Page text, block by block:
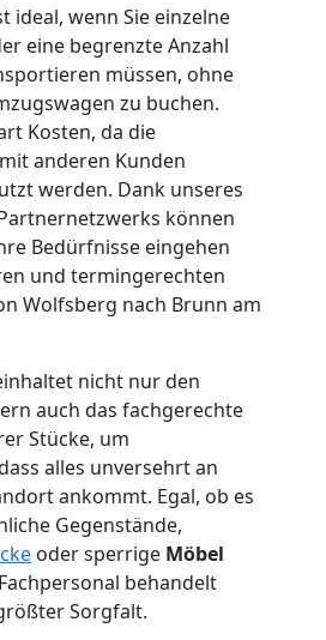
ideal, wenn Sie einzelne
eine begrenzte Anzahl
müssen, ohne
zu buchen.
Kosten, da die
anderen Kunden
werden. Dank unseres
können
Bedürfnisse eingehen
und termingerechten
Wolfsberg nach Brunn am
nicht nur den
auch das fachgerechte
Stücke, um
alles unversehrt an
ankommt. Egal, ob es
Gegenstände,
oder sperrige Möbel
behandelt
Sorgfalt.